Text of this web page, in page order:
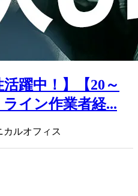
活躍中！】【20～
イン作業者経...
カルオフィス